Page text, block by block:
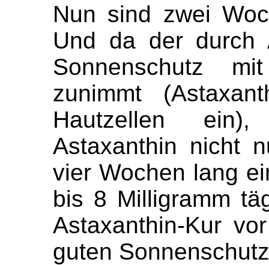
Nun sind zwei
Und da der durch
Sonnenschutz
zunimmt
Hautzellen
Astaxanthin nicht
vier Wochen lang
bis 8 Milligramm
Astaxanthin-Kur
guten